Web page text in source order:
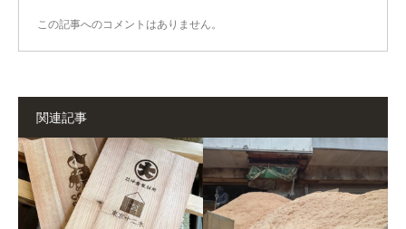
この記事へのコメントはありません。
関連記事